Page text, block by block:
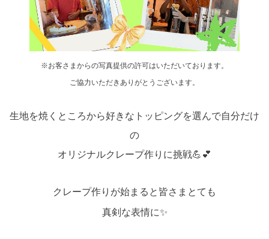
※お客さまからの写真提供の許可はいただいております。
ご協力いただきありがとうございます。
生地を焼くところから好きなトッピングを選んで自分だけ
の
オリジナルクレープ作りに挑戦💪💕
クレープ作りが始まると皆さまとても
真剣な表情に✨